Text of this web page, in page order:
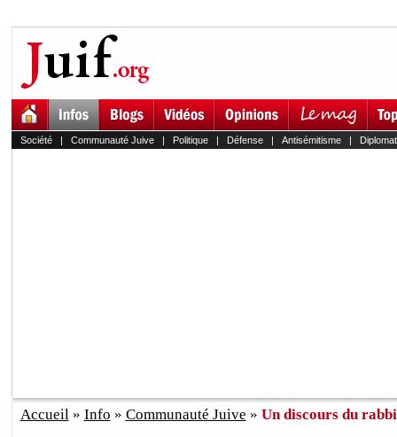
Société| Communauté Juive| Politique| Défense| Antisémitisme|
Accueil» Info » Communauté Juive » Un discours du